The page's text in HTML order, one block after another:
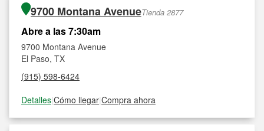
9700 Montana AvenueTienda 2877
Abre a las 7:30am
9700 Montana Avenue
El Paso, TX
(915) 598-6424
Detalles|Cómo llegar|Compra ahora